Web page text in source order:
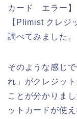
カード エラー】
【Plimist クレ
調べてみました。
そのような感じ
れ」がクレジッ
ことが分かりま
ットカードが使